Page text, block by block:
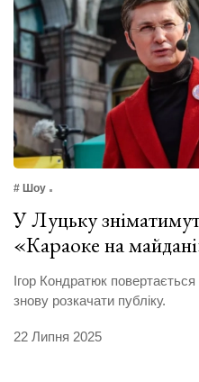
# Шоу
У Луцьку
«Караоке на
Ігор Кондратюк
знову розкачати публіку.
22 Липня 2025